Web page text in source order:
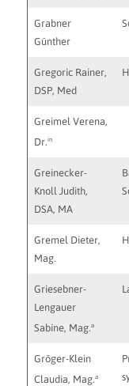
Grabner
Günther
Gregoric Rainer,
DSP, Med
Greimel Verena,
Dr.in
Greinecker-
Knoll Judith,
DSA, MA
Gremel Dieter,
Mag.
Griesebner-
Lengauer
Sabine, Mag.a
Gröger-Klein
Claudia, Mag.a